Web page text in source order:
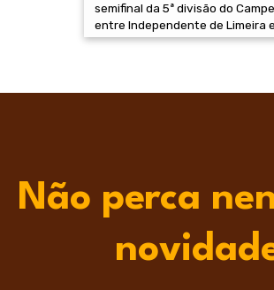
semifinal da 5ª divisão do
entre Independente de Limeira e
Não perca